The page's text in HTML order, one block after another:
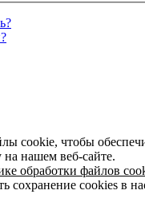
cookie, чтобы
нашем веб-сайте.
обработки файлов
сохранение cookies в